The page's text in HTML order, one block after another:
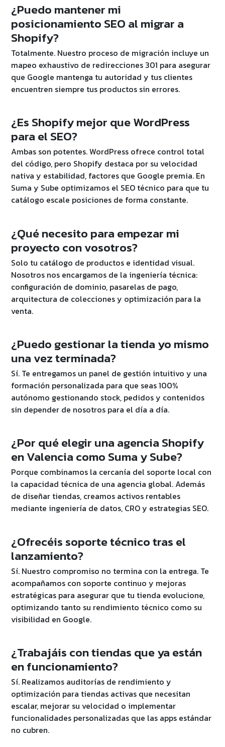
¿Puedo mantener mi
posicionamiento SEO al migrar a
Shopify?
Totalmente. Nuestro proceso de migración incluye un
mapeo exhaustivo de redirecciones 301 para asegurar
que Google mantenga tu autoridad y tus clientes
encuentren siempre tus productos sin errores.
¿Es Shopify mejor que WordPress
para el SEO?
Ambas son potentes. WordPress ofrece control total
del código, pero Shopify destaca por su velocidad
nativa y estabilidad, factores que Google premia. En
Suma y Sube optimizamos el SEO técnico para que tu
catálogo escale posiciones de forma constante.
¿Qué necesito para empezar mi
proyecto con vosotros?
Solo tu catálogo de productos e identidad visual.
Nosotros nos encargamos de la ingeniería técnica:
configuración de dominio, pasarelas de pago,
arquitectura de colecciones y optimización para la
venta.
¿Puedo gestionar la tienda yo mismo
una vez terminada?
Sí. Te entregamos un panel de gestión intuitivo y una
formación personalizada para que seas 100%
autónomo gestionando stock, pedidos y contenidos
sin depender de nosotros para el día a día.
¿Por qué elegir una agencia Shopify
en Valencia como Suma y Sube?
Porque combinamos la cercanía del soporte local con
la capacidad técnica de una agencia global. Además
de diseñar tiendas, creamos activos rentables
mediante ingeniería de datos, CRO y estrategias SEO.
¿Ofrecéis soporte técnico tras el
lanzamiento?
Sí. Nuestro compromiso no termina con la entrega. Te
acompañamos con soporte continuo y mejoras
estratégicas para asegurar que tu tienda evolucione,
optimizando tanto su rendimiento técnico como su
visibilidad en Google.
¿Trabajáis con tiendas que ya están
en funcionamiento?
Sí. Realizamos auditorías de rendimiento y
optimización para tiendas activas que necesitan
escalar, mejorar su velocidad o implementar
funcionalidades personalizadas que las apps estándar
no cubren.